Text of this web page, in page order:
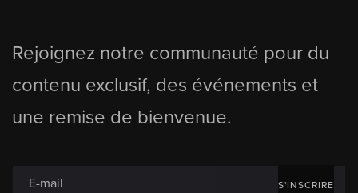
Rejoignez notre communauté pour du
contenu exclusif, des événements et
une remise de bienvenue.
E-mail S'INSCRIRE